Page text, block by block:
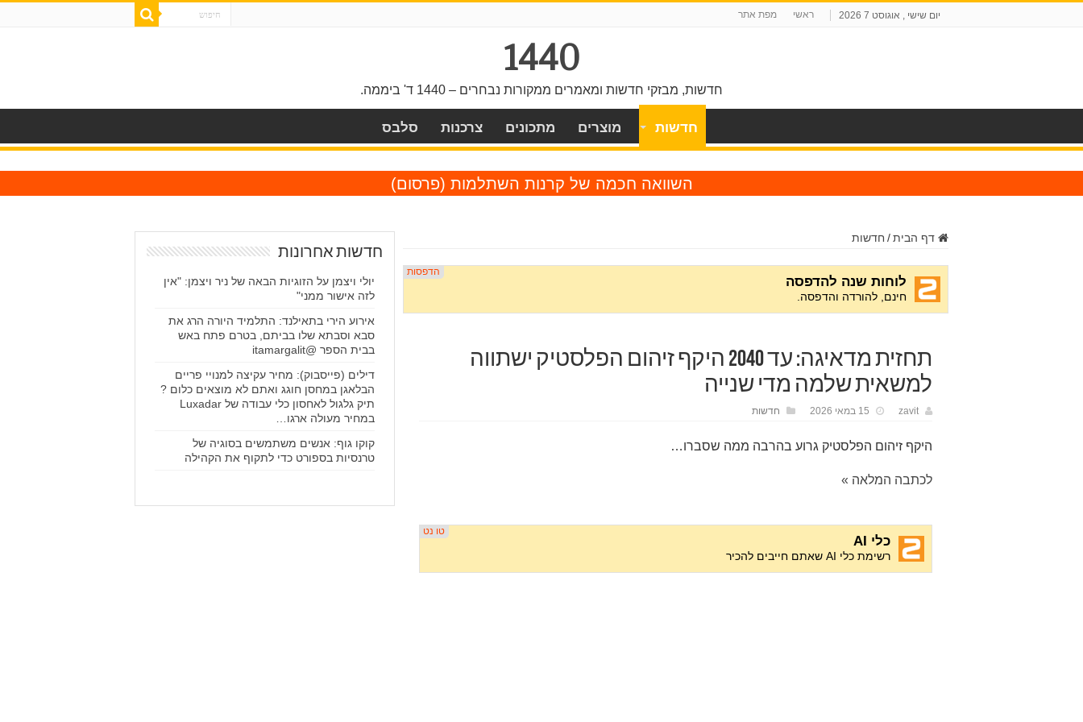
יום שישי , אוגוסט 7 2026 ראשי מפת אתר
1440
חדשות, מבזקי חדשות ומאמרים ממקורות נבחרים – 1440 ד' ביממה.
חדשות מוצרים מתכונים צרכנות סלבס
השוואה חכמה של קרנות השתלמות (פרסום)
דף הבית/ חדשות
תחזית מדאיגה: עד 2040 היקף זיהום הפלסטיק ישתווה
למשאית שלמה מדי שנייה
zavit 15 במאי 2026 חדשות
היקף זיהום הפלסטיק גרוע בהרבה ממה שסברו…
לכתבה המלאה »
חדשות אחרונות
יולי ויצמן על הזוגיות הבאה של ניר ויצמן: "אין
לזה אישור ממני"
אירוע הירי בתאילנד: התלמיד היורה הרג את
סבא וסבתא שלו בביתם, בטרם פתח באש
בבית הספר @itamargalit
דילים (פייסבוק): מחיר עקיצה למנויי פריים
הבלאגן במחסן חוגג ואתם לא מוצאים כלום ?
תיק גלגול לאחסון כלי עבודה של Luxadar
במחיר מעולה ארגו…
קוקו גוף: אנשים משתמשים בסוגיה של
טרנסיות בספורט כדי לתקוף את הקהילה